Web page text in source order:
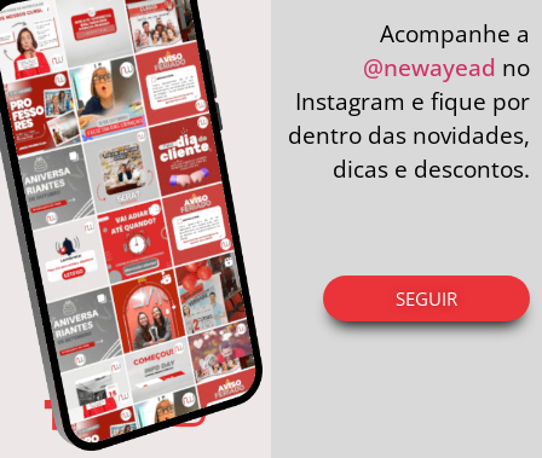
Acompanhe a
@newayead no
Instagram e fique por
dentro das novidades,
dicas e descontos.
SEGUIR